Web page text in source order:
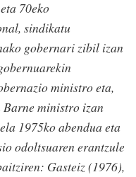
70eko
sindikatu
gobernari zibil izan
ministro eta,
Barne ministro izan
1975ko abendua eta
odoltsuaren erantzule
Gasteiz (1976),